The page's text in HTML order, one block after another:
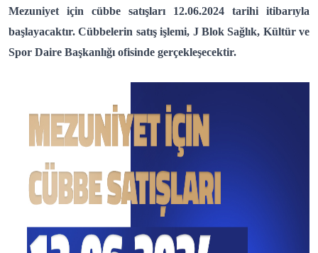
Mezuniyet için cübbe satışları 12.06.2024 tarihi itibarıyla
başlayacaktır. Cübbelerin satış işlemi, J Blok Sağlık, Kültür ve
Spor Daire Başkanlığı ofisinde gerçekleşecektir.